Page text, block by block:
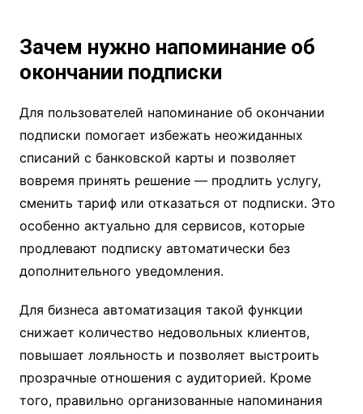
Зачем нужно напоминание об
окончании подписки
Для пользователей напоминание об окончании
подписки помогает избежать неожиданных
списаний с банковской карты и позволяет
вовремя принять решение — продлить услугу,
сменить тариф или отказаться от подписки. Это
особенно актуально для сервисов, которые
продлевают подписку автоматически без
дополнительного уведомления.
Для бизнеса автоматизация такой функции
снижает количество недовольных клиентов,
повышает лояльность и позволяет выстроить
прозрачные отношения с аудиторией. Кроме
того, правильно организованные напоминания